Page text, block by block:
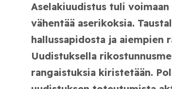
Aselakiuudistus tuli
vähentää aserikoksia.
hallussapidosta ja aiempien
Uudistuksella
rangaistuksia kiristetään.